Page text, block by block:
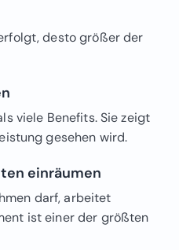
desto größer der
viele Benefits. Sie zeigt
gesehen wird.
einräumen
darf, arbeitet
ist einer der größten